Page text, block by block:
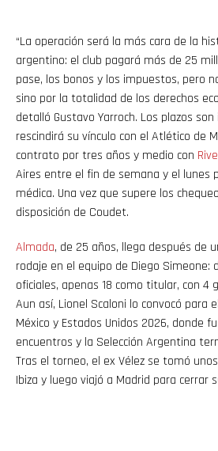
“La operación será la más cara de la
argentino: el club pagará más de 25
pase, los bonos y los impuestos, pero
sino por la totalidad de los derechos
detalló Gustavo Yarroch. Los plazos
rescindirá su vínculo con el Atlético de
contrato por tres años y medio con
Aires entre el fin de semana y el lunes
médica. Una vez que supere los
disposición de Coudet.
Almada, de 25 años, llega después de
rodaje en el equipo de Diego Simeone:
oficiales, apenas 18 como titular, con 4
Aun así, Lionel Scaloni lo convocó para
México y Estados Unidos 2026, donde
encuentros y la Selección Argentina
Tras el torneo, el ex Vélez se tomó
Ibiza y luego viajó a Madrid para cerrar